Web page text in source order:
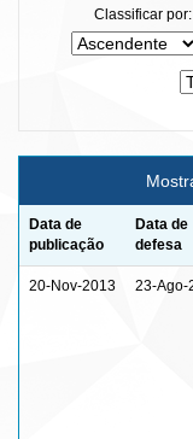
Classificar por:
Data de
publicação
Data de
defesa
20-Nov-2013 23-Ago-